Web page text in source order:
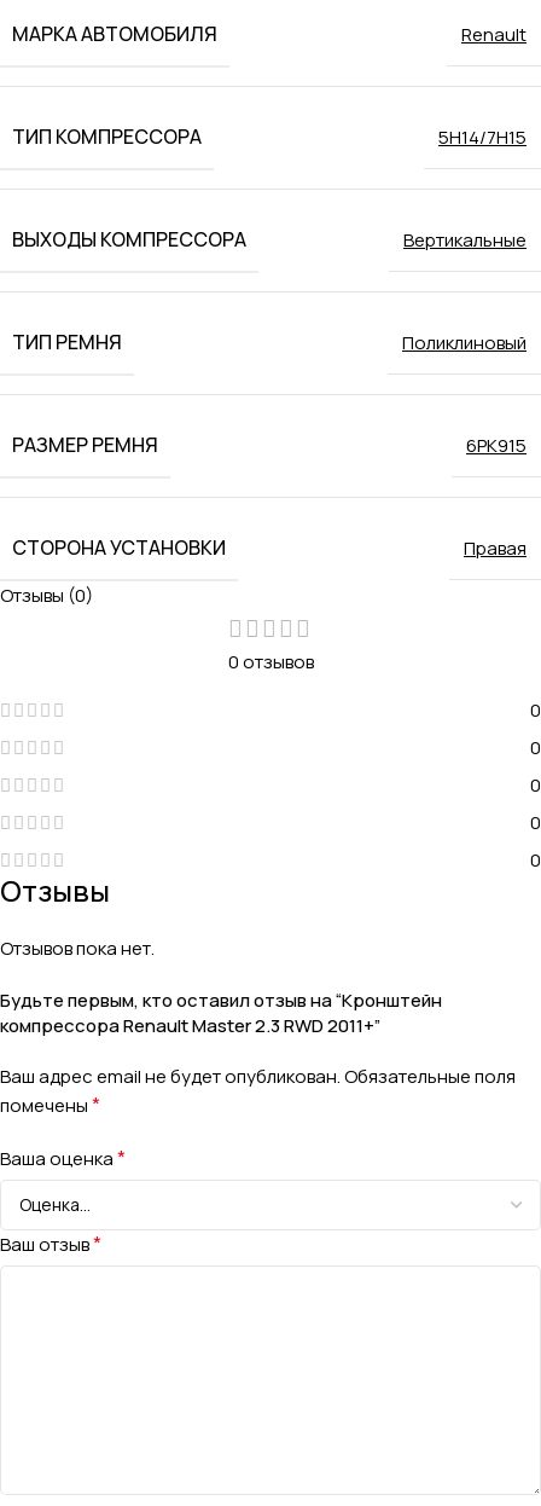
МАРКА АВТОМОБИЛЯ Renault
ТИП КОМПРЕССОРА 5H14/7H15
ВЫХОДЫ КОМПРЕССОРА Вертикальные
ТИП РЕМНЯ Поликлиновый
РАЗМЕР РЕМНЯ 6РК915
СТОРОНА УСТАНОВКИ
Правая
Отзывы (0)
0 отзывов
0
0
0
0
0
Отзывы
Отзывов пока нет.
Будьте первым, кто оставил отзыв на “Кронштейн
компрессора Renault Master 2.3 RWD 2011+”
Ваш адрес email не будет опубликован.Обязательные поля
помечены*
Ваша оценка*
Ваш отзыв*